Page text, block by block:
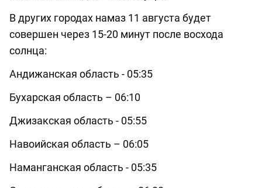
В других городах намаз 11 августа будет
совершен через 15-20 минут после восхода
солнца:
Андижанская область - 05:35
Бухарская область – 06:10
Джизакская область - 05:55
Навоийская область – 06:05
Наманганская область - 05:35